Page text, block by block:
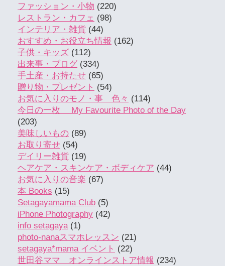
ファッション・小物 (220)
レストラン・カフェ (98)
インテリア・雑貨 (44)
おすすめ・お役立ち情報 (162)
子供・キッズ (112)
出来事・ブログ (334)
手土産・お持たせ (65)
贈り物・プレゼント (54)
お気に入りのモノ・事 色々 (114)
今日の一枚 My Favourite Photo of the Day
(203)
美味しいもの (89)
お取り寄せ (54)
デイリー雑貨 (19)
ヘアケア・スキンケア・ボディケア (44)
お気に入りの音楽 (67)
本 Books (15)
Setagayamama Club (5)
iPhone Photography (42)
info setagaya(1)
photo-nanaスマホレッスン (21)
setagaya*mama イベント (22)
世田谷ママ オンラインストア情報 (234)